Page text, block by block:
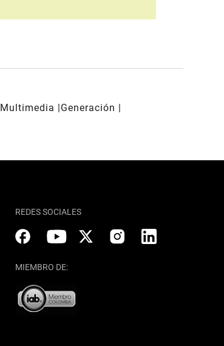
Multimedia
Generación
REDES SOCIALES
MIEMBRO DE: